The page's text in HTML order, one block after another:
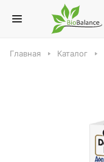
Главная Каталог